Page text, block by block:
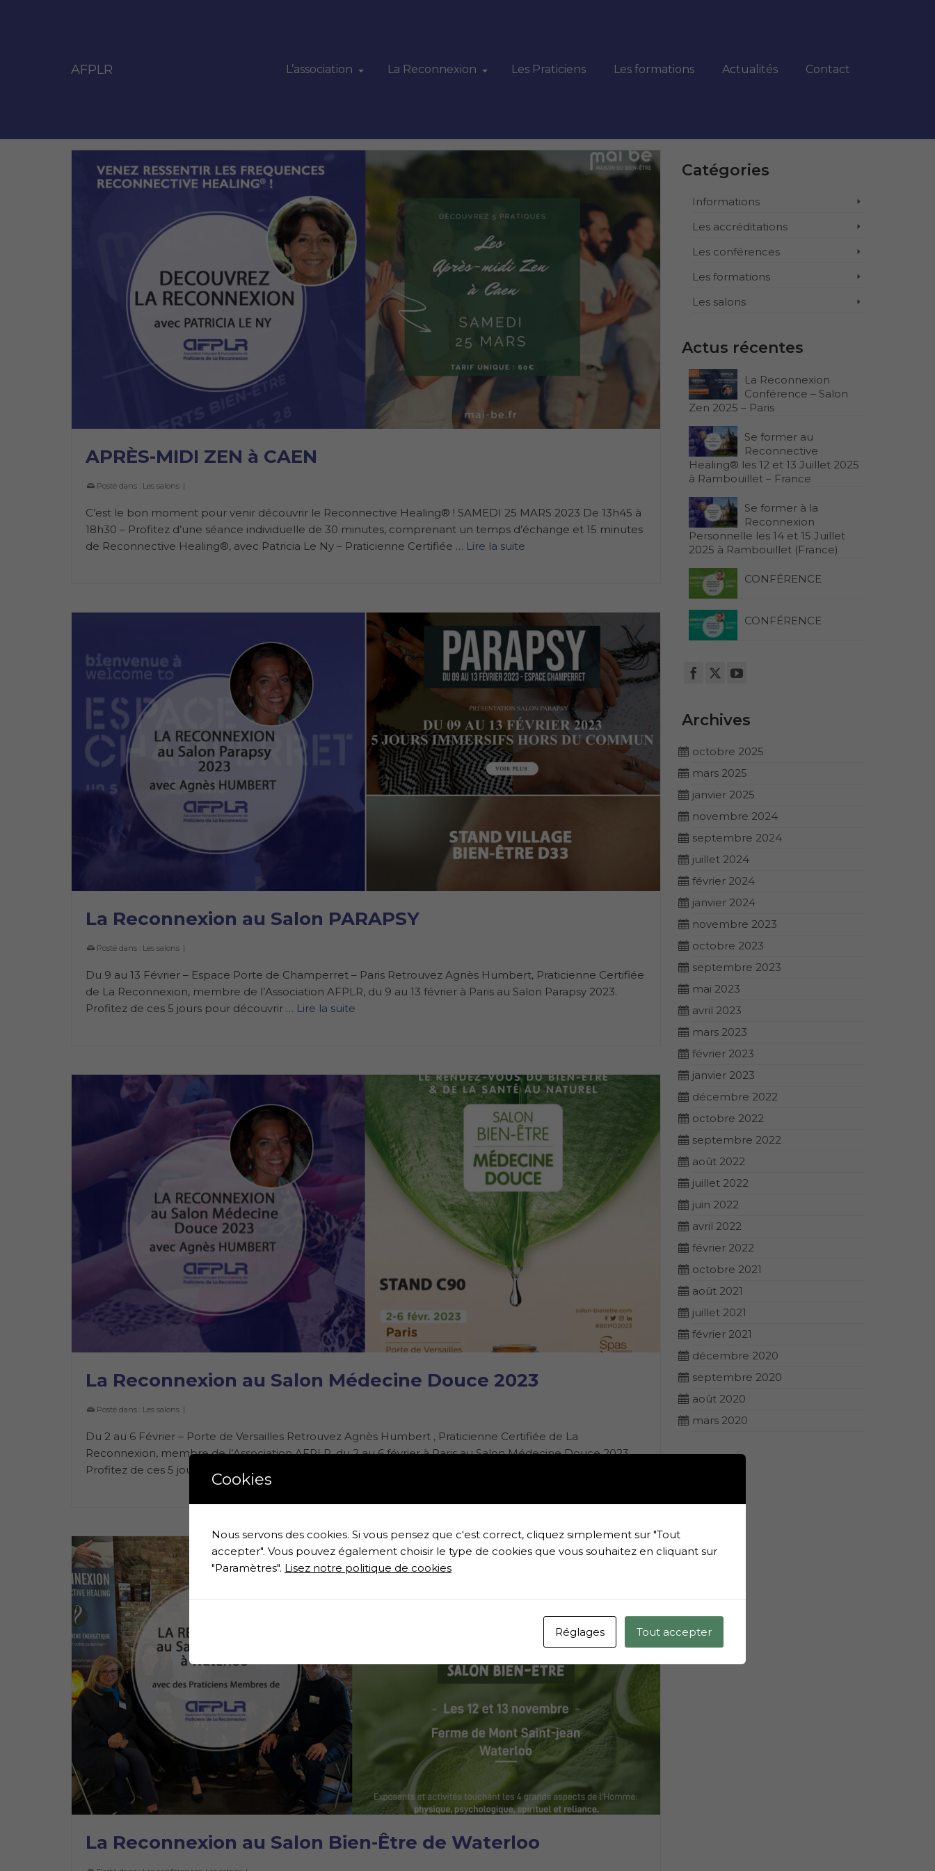
AFPLR L’association La Reconnexion Les Praticiens Les formations Actualités Contact
APRÈS-MIDI ZEN à CAEN
Posté dans : Les salons |
C’est le bon moment pour venir découvrir le Reconnective Healing® ! SAMEDI 25 MARS 2023 De 13h45 à
18h30 – Profitez d’une séance individuelle de 30 minutes, comprenant un temps d’échange et 15 minutes
de Reconnective Healing®, avec Patricia Le Ny – Praticienne Certifiée … Lire la suite
La Reconnexion au Salon PARAPSY
Posté dans : Les salons |
Du 9 au 13 Février – Espace Porte de Champerret – Paris Retrouvez Agnès Humbert, Praticienne Certifiée
de La Reconnexion, membre de l’Association AFPLR, du 9 au 13 février à Paris au Salon Parapsy 2023.
Profitez de ces 5 jours pour découvrir … Lire la suite
La Reconnexion au Salon Médecine Douce 2023
Posté dans : Les salons |
Du 2 au 6 Février – Porte de Versailles Retrouvez Agnès Humbert , Praticienne Certifiée de La
Reconnexion, membre de l’Association AFPLR, du 2 au 6 février à Paris au Salon Médecine Douce 2023.
Profitez de ces 5 jours pour …Lire la suite
La Reconnexion au Salon Bien-Être de Waterloo
Catégories
Informations
Les accréditations
Les conférences
Les formations
Les salons
Actus récentes
La Reconnexion
Conférence – Salon
Zen 2025 – Paris
Se former au
Reconnective
Healing® les 12 et 13 Juillet 2025
à Rambouillet – France
Se former à la
Reconnexion
Personnelle les 14 et 15 Juillet
2025 à Rambouillet (France)
CONFÉRENCE
CONFÉRENCE
Archives
octobre 2025
mars 2025
janvier 2025
novembre 2024
septembre 2024
juillet 2024
février 2024
janvier 2024
novembre 2023
octobre 2023
septembre 2023
mai 2023
avril 2023
mars 2023
février 2023
janvier 2023
décembre 2022
octobre 2022
septembre 2022
août 2022
juillet 2022
juin 2022
avril 2022
février 2022
octobre 2021
août 2021
juillet 2021
février 2021
décembre 2020
septembre 2020
août 2020
mars 2020
Cookies
Nous servons des cookies. Si vous pensez que c'est correct, cliquez simplement sur "Tout
accepter". Vous pouvez également choisir le type de cookies que vous souhaitez en cliquant sur
"Paramètres". Lisez notre politique de cookies
Réglages Tout accepter